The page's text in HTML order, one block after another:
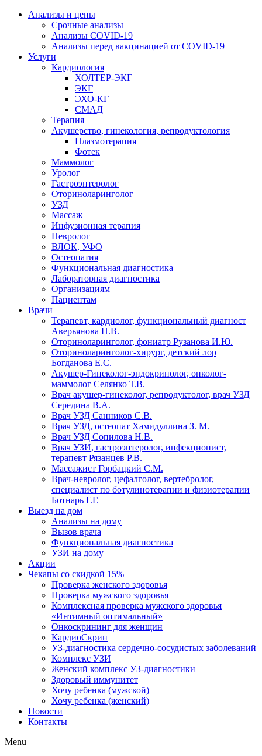
Анализы и цены
Срочные анализы
Анализы COVID-19
Анализы перед вакцинацией от COVID-19
Услуги
Кардиология
ХОЛТЕР-ЭКГ
ЭКГ
ЭХО-КГ
СМАД
Терапия
Акушерство, гинекология, репродуктология
Плазмотерапия
Фотек
Маммолог
Уролог
Гастроэнтеролог
Оториноларинголог
УЗД
Массаж
Инфузионная терапия
Невролог
ВЛОК, УФО
Остеопатия
Функциональная диагностика
Лабораторная диагностика
Организациям
Пациентам
Врачи
Терапевт, кардиолог, функциональный диагност
Аверьянова Н.В.
Оториноларинголог, фониатр Рузанова И.Ю.
Оториноларинголог-хирург, детский лор
Богданова Е.С.
Акушер-Гинеколог-эндокринолог, онколог-
маммолог Селянко Т.В.
Врач акушер-гинеколог, репродуктолог, врач УЗД
Середина В.А.
Врач УЗД Санников С.В.
Врач УЗД, остеопат Хамидуллина З. М.
Врач УЗД Сопилова Н.В.
Врач УЗИ, гастроэнтеролог, инфекционист,
терапевт Рязанцев Р.В.
Массажист Горбацкий С.М.
Врач-невролог, цефалголог, вертебролог,
специалист по ботулинотерапии и физиотерапии
Ботнарь Г.Г.
Выезд на дом
Анализы на дому
Вызов врача
Функциональная диагностика
УЗИ на дому
Акции
Чекапы со скидкой 15%
Проверка женского здоровья
Проверка мужского здоровья
Комплексная проверка мужского здоровья
«Интимный оптимальный»
Онкоcкрининг для женщин
КардиоСкрин
УЗ-диагностика сердечно-сосудистых заболеваний
Комплекс УЗИ
Женский комплекс УЗ-диагностики
Здоровый иммунитет
Хочу ребенка (мужской)
Хочу ребенка (женский)
Новости
Контакты
Menu